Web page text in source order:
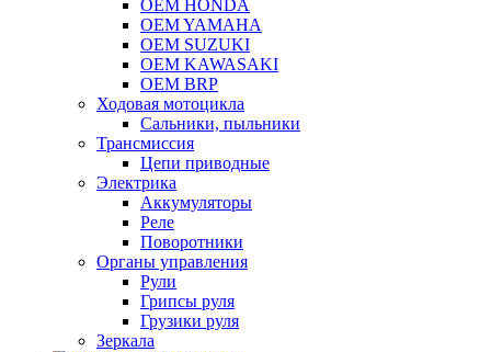
OEM HONDA
OEM YAMAHA
OEM SUZUKI
OEM KAWASAKI
OEM BRP
Ходовая мотоцикла
Сальники, пыльники
Трансмиссия
Цепи приводные
Электрика
Аккумуляторы
Реле
Поворотники
Органы управления
Рули
Грипсы руля
Грузики руля
Зеркала